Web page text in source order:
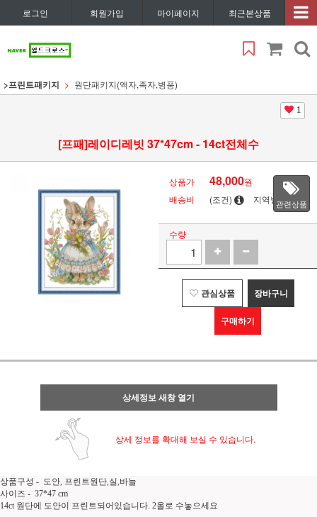
로그인 회원가입 마이페이지 최근본상품
>프린트패키지 원단패키지(액자,족자,병풍)
1
[프패]레이디레빗 37*47cm - 14ct전체수
상품가 48,000원
배송비
(조건) 지역별관련상품
수량
관심상품 장바구니
구매하기
상세정보 새창 열기
상세 정보를 확대해 보실 수 있습니다.
상품구성 - 도안, 프린트원단,실,바늘
사이즈 - 37*47 cm
14ct 원단에 도안이 프린트되어있습니다. 2올로 수놓으세요